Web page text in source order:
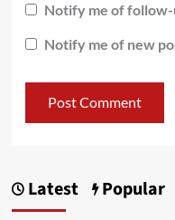
Notify me of follow-
Notify me of new
Latest Popular